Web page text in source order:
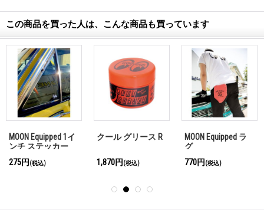
この商品を買った人は、こんな商品も買っています
MOON Equipped 1イ
ンチ ステッカー
275円 (税込)
クール グリース R
1,870円 (税込)
MOON Equipped ラ
グ
770円 (税込)